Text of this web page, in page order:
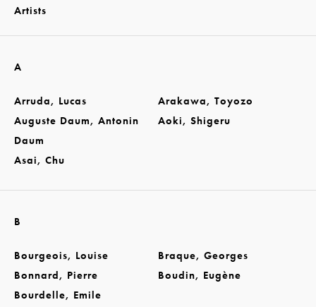
Artists
A
Arruda, Lucas
Arakawa, Toyozo
Auguste Daum, Antonin
Daum
Aoki, Shigeru
Asai, Chu
B
Bourgeois, Louise
Braque, Georges
Bonnard, Pierre
Boudin, Eugène
Bourdelle, Emile